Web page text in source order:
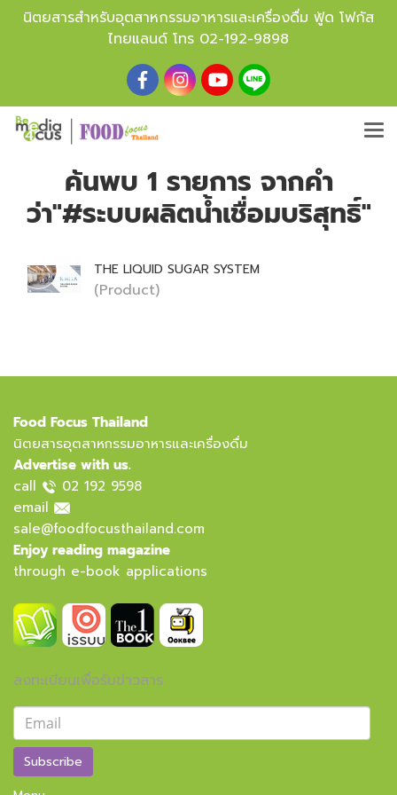
นิตยสารสำหรับอุตสาหกรรมอาหารและเครื่องดื่ม ฟู้ด โฟกัส
ไทยแลนด์ โทร 02-192-9898
ค้นพบ 1 รายการ จากคำ
ว่า"#ระบบผลิตน้ำเชื่อมบริสุทธิ์"
THE LIQUID SUGAR SYSTEM
(Product)
Food Focus Thailand
นิตยสารอุตสาหกรรมอาหารและเครื่องดื่ม
Advertise with us.
call
02 192 9598
email
sale@foodfocusthailand.com
Enjoy reading magazine
through e-book applications
ลงทะเบียนเพื่อรับข่าวสาร
Subscribe